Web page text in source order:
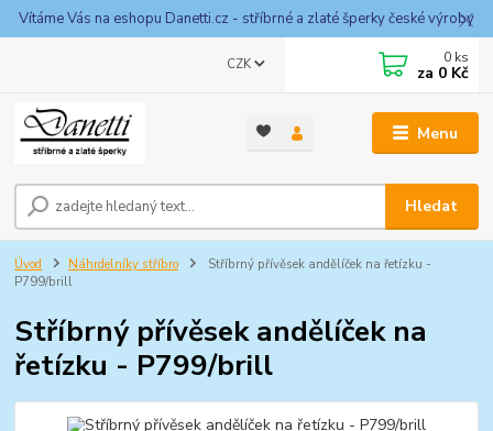
Vítáme Vás na eshopu Danetti.cz - stříbrné a zlaté šperky české výroby
Menu
CZK
Hledat
0 ks
za 0 Kč
Úvod Náhrdelníky stříbro
Stříbrný přívěsek andělíček na řetízku -
P799/brill
Stříbrný přívěsek andělíček na
řetízku - P799/brill